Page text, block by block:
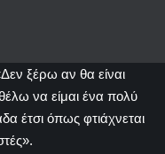
ξέρω αν θα είναι
να είμαι ένα πολύ
έτσι όπως φτιάχνεται